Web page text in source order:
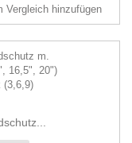
Vergleich hinzufügen